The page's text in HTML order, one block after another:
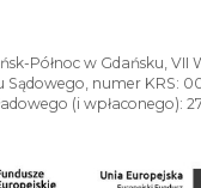
Północ w Gdańsku, VII
Sądowego, numer KRS:
(i wpłaconego):